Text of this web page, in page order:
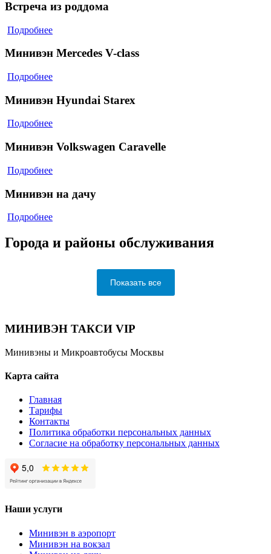
Встреча из роддома
Подробнее
Минивэн Mercedes V-class
Подробнее
Минивэн Hyundai Starex
Подробнее
Минивэн Volkswagen Caravelle
Подробнее
Минивэн на дачу
Подробнее
Города и районы обслуживания
Показать все
МИНИВЭН ТАКСИ VIP
Минивэны и Микроавтобусы Москвы
Карта сайта
Главная
Тарифы
Контакты
Политика обработки персональных данных
Согласие на обработку персональных данных
Наши услуги
Минивэн в аэропорт
Минивэн на вокзал